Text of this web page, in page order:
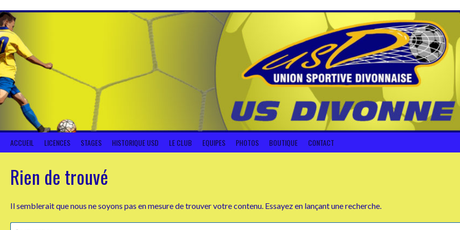
au
contenu
ACCUEIL LICENCES STAGES HISTORIQUE USD LE CLUB EQUIPES PHOTOS BOUTIQUE CONTACT
Rien de trouvé
Il semblerait que nous ne soyons pas en mesure de trouver votre contenu. Essayez en lançant une recherche.